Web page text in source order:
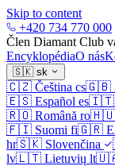
Skip to content
+420 734 770 000
Člen Diamant Club
EncyklopédiaO nás
🇸🇰 sk
🇨🇿 Čeština cs🇬🇧
🇪🇸 Español es🇮🇹
🇷🇴 Română ro🇭🇺
🇫🇮 Suomi fi🇬🇷
hr🇸🇰 Slovenčina
lv🇱🇹 Lietuvių lt